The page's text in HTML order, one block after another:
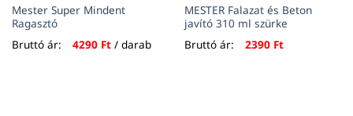
Mester Super Mindent
Ragasztó
Bruttó ár:
4290 Ft/ darab
MESTER Falazat és Beton
javító 310 ml szürke
Bruttó ár:
2390 Ft